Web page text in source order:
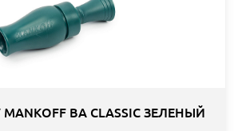
BA CLASSIC ЗЕЛЕНЫЙ